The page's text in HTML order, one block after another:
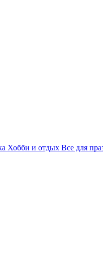
Хобби и отдых Все для